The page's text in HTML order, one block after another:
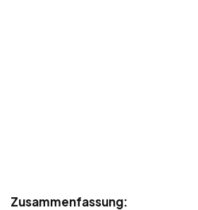
Zusammenfassung: